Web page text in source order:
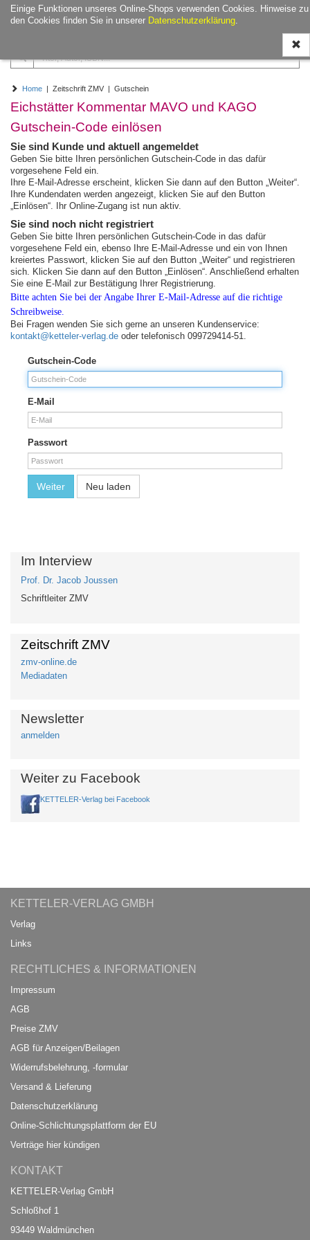
Einige Funktionen unseres Online-Shops verwenden Cookies. Hinweise zu
den Cookies finden Sie in unserer Datenschutzerklärung.
ein-/
Home | Zeitschrift ZMV | Gutschein
Eichstätter Kommentar MAVO und KAGO
Gutschein-Code einlösen
Sie sind Kunde und aktuell angemeldet
Geben Sie bitte Ihren persönlichen Gutschein-Code in das dafür
vorgesehene Feld ein.
Ihre E-Mail-Adresse erscheint, klicken Sie dann auf den Button „Weiter“.
Ihre Kundendaten werden angezeigt, klicken Sie auf den Button
„Einlösen“. Ihr Online-Zugang ist nun aktiv.
Sie sind noch nicht registriert
Geben Sie bitte Ihren persönlichen Gutschein-Code in das dafür
vorgesehene Feld ein, ebenso Ihre E-Mail-Adresse und ein von Ihnen
kreiertes Passwort, klicken Sie auf den Button „Weiter“ und registrieren
sich. Klicken Sie dann auf den Button „Einlösen“. Anschließend erhalten
Sie eine E-Mail zur Bestätigung Ihrer Registrierung.
Bitte achten Sie bei der Angabe Ihrer E-Mail-Adresse auf die richtige
Schreibweise.
Bei Fragen wenden Sie sich gerne an unseren Kundenservice:
kontakt@ketteler-verlag.de oder telefonisch 099729414-51.
Gutschein-Code
E-Mail
Passwort
Weiter Neu laden
Im Interview
Prof. Dr. Jacob Joussen
Schriftleiter ZMV
Zeitschrift ZMV
zmv-online.de
Mediadaten
Newsletter
anmelden
Weiter zu Facebook
KETTELER-Verlag bei Facebook
KETTELER-VERLAG GMBH
Verlag
Links
RECHTLICHES & INFORMATIONEN
Impressum
AGB
Preise ZMV
AGB für Anzeigen/Beilagen
Widerrufsbelehrung, -formular
Versand & Lieferung
Datenschutzerklärung
Online-Schlichtungsplattform der EU
Verträge hier kündigen
KONTAKT
KETTELER-Verlag GmbH
Schloßhof 1
93449 Waldmünchen